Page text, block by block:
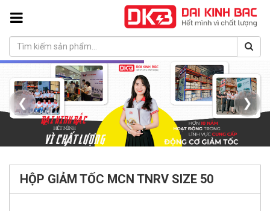
❮ ❯
HỘP GIẢM TỐC MCN TNRV SIZE 50